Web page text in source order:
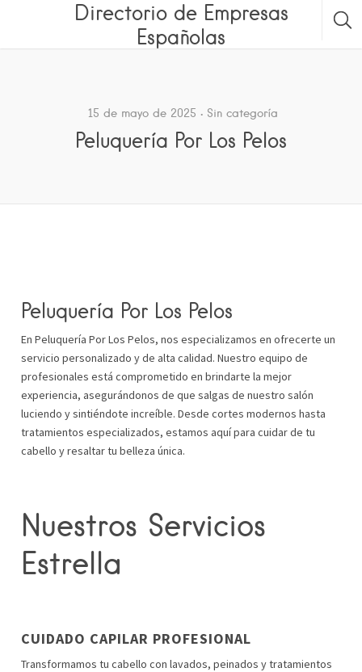
Directorio de Empresas
Españolas
15 de mayo de 2025 Sin categoría
Peluquería Por Los Pelos
Peluquería Por Los Pelos
En Peluquería Por Los Pelos, nos especializamos en ofrecerte un
servicio personalizado y de alta calidad. Nuestro equipo de
profesionales está comprometido en brindarte la mejor
experiencia, asegurándonos de que salgas de nuestro salón
luciendo y sintiéndote increíble. Desde cortes modernos hasta
tratamientos especializados, estamos aquí para cuidar de tu
cabello y resaltar tu belleza única.
Nuestros Servicios
Estrella
CUIDADO CAPILAR PROFESIONAL
Transformamos tu cabello con lavados, peinados y tratamientos